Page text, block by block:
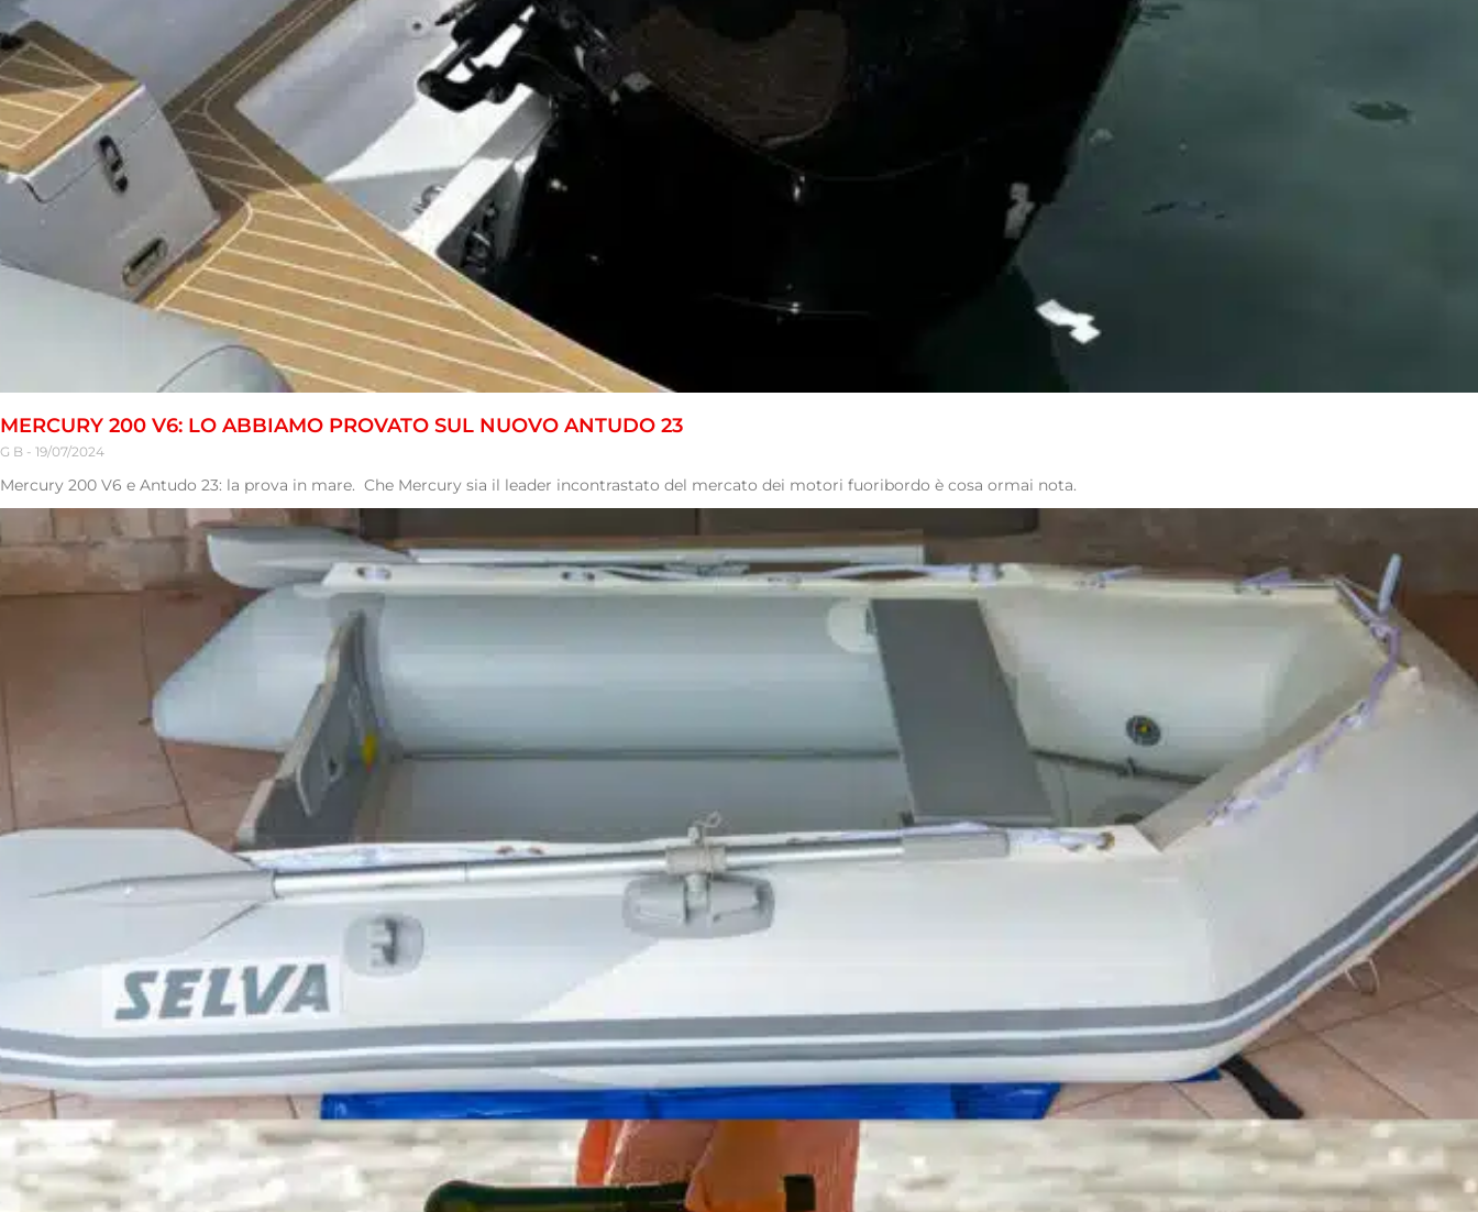
MERCURY 200 V6: LO ABBIAMO PROVATO SUL NUOVO ANTUDO 23
G B 19/07/2024
Mercury 200 V6 e Antudo 23: la prova in mare. Che Mercury sia il leader incontrastato del mercato dei motori fuoribordo è cosa ormai nota.